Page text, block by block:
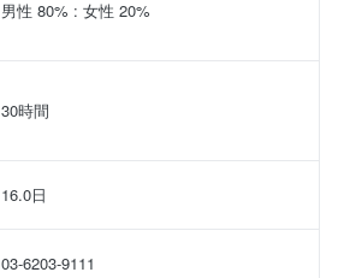
男性 80% : 女性 20%
30時間
16.0日
03-6203-9111